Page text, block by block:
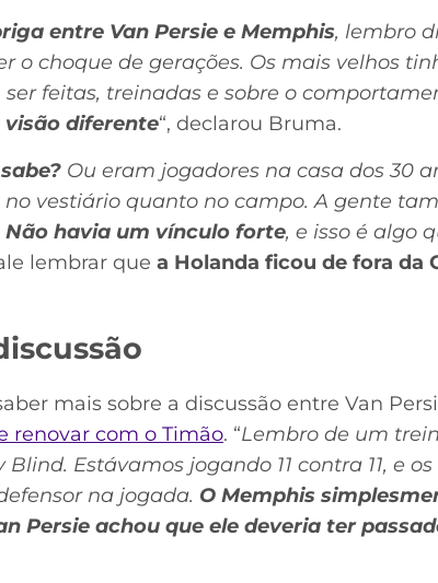
entre Van Persie e Memphis, lembro
o choque de gerações. Os mais velhos
feitas, treinadas e sobre o
diferente“, declarou Bruma.
Ou eram jogadores na casa dos 30
vestiário quanto no campo. A gente
Não havia um vínculo forte, e isso é algo
lembrar que a Holanda ficou de fora da
mais sobre a discussão entre Van
renovar com o Timão. “Lembro de um
Estávamos jogando 11 contra 11, e
na jogada. O Memphis
Persie achou que ele deveria ter